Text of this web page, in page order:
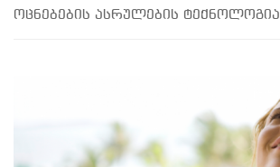
ოცნებების ასრულების ტექნოლოგია